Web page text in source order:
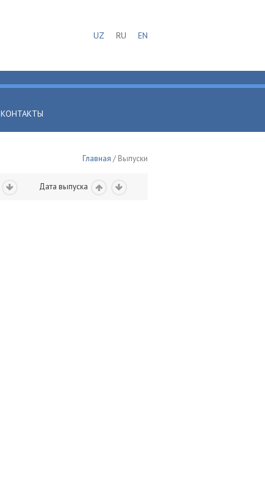
UZ RU EN
КОНТАКТЫ
Главная / Выпуски
Дата выпуска